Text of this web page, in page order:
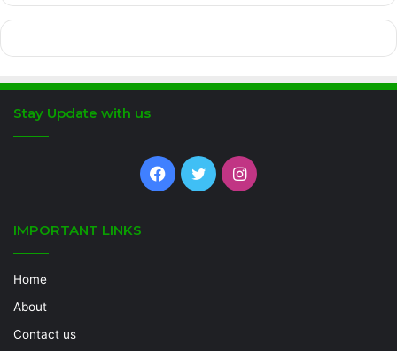
Stay Update with us
Facebook
TwitterInstagram
IMPORTANT LINKS
Home
About
Contact us